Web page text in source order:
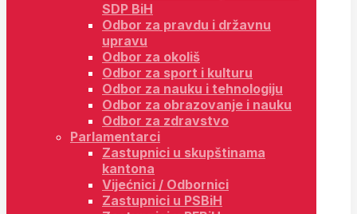
SDP BiH
Odbor za pravdu i državnu
upravu
Odbor za okoliš
Odbor za sport i kulturu
Odbor za nauku i tehnologiju
Odbor za obrazovanje i nauku
Odbor za zdravstvo
Parlamentarci
Zastupnici u skupštinama
kantona
Vijećnici / Odbornici
Zastupnici u PSBiH